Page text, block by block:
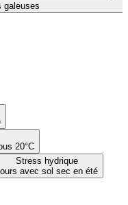
galeuses
20°C
Stress hydrique
avec sol sec en été